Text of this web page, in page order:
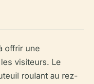
offrir une
visiteurs. Le
roulant au rez-